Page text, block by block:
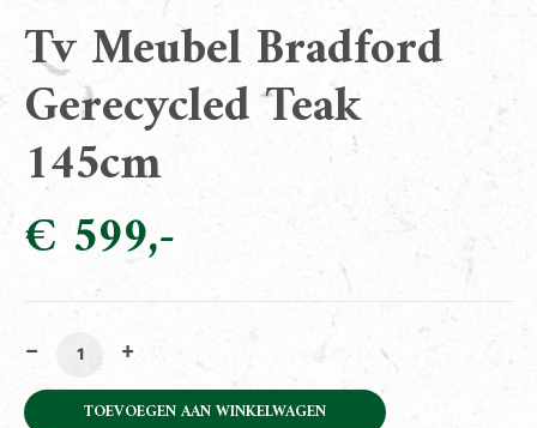
Tv Meubel Bradford
Gerecycled Teak
145cm
€ 599
Tv Meubel Bradford Gerecycled Teak 145cm aantal
TOEVOEGEN AAN WINKELWAGEN